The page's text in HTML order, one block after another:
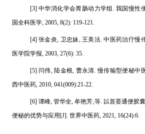
[3] 中华消化学会胃肠动力学组. 我国慢性
国全科医学, 2005, 8(2): 119-121.
[4] 张金炎, 卫忠妹, 王美法. 中医药治疗慢
医学院学报, 2003, 27(6): 35.
[5] 闫伟, 陆金根, 曹永清. 慢传输型便秘中
西中医药, 2010, 041(009):21-22.
[6] 谭峰, 管华全, 牟艳芳,等. 以首荟通便胶
便秘的优势与应用[J]. 世界中医药, 2021, 16(24):6.